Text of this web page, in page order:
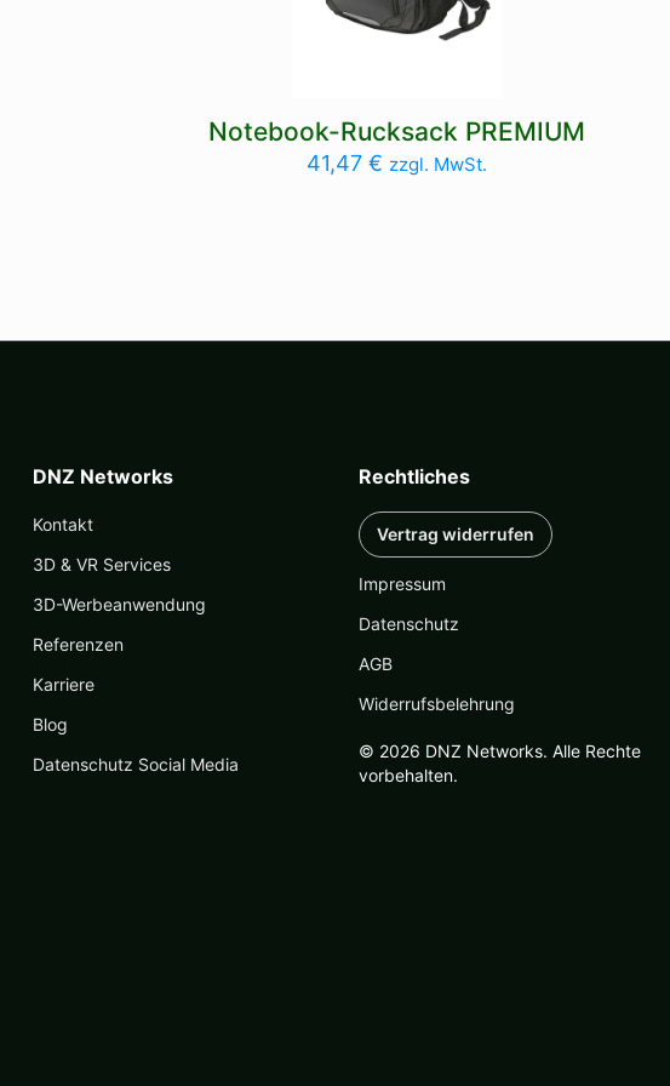
Notebook-Rucksack PREMIUM
41,47€ zzgl. MwSt.
DNZ Networks
Kontakt
3D & VR Services
3D-Werbeanwendung
Referenzen
Karriere
Blog
Datenschutz Social Media
Rechtliches
Vertrag widerrufen
Impressum
Datenschutz
AGB
Widerrufsbelehrung
© 2026 DNZ Networks. Alle Rechte
vorbehalten.